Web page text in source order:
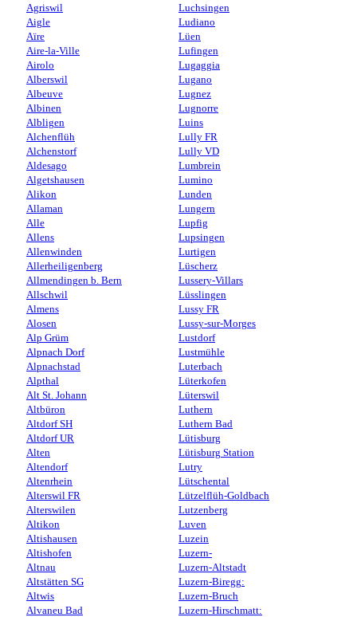
Agriswil
Aigle
Aïre
Aire-la-Ville
Airolo
Alberswil
Albeuve
Albinen
Albligen
Alchenflüh
Alchenstorf
Aldesago
Algetshausen
Alikon
Allaman
Alle
Allens
Allenwinden
Allerheiligenberg
Allmendingen b. Bern
Allschwil
Almens
Alosen
Alp Grüm
Alpnach Dorf
Alpnachstad
Alpthal
Alt St. Johann
Altbüron
Altdorf SH
Altdorf UR
Alten
Altendorf
Altenrhein
Alterswil FR
Alterswilen
Altikon
Altishausen
Altishofen
Altnau
Altstätten SG
Altwis
Alvaneu Bad
Luchsingen
Ludiano
Lüen
Lufingen
Lugaggia
Lugano
Lugnez
Lugnorre
Luins
Lully FR
Lully VD
Lumbrein
Lumino
Lunden
Lungern
Lupfig
Lupsingen
Lurtigen
Lüscherz
Lussery-Villars
Lüsslingen
Lussy FR
Lussy-sur-Morges
Lustdorf
Lustmühle
Luterbach
Lüterkofen
Lüterswil
Luthern
Luthern Bad
Lütisburg
Lütisburg Station
Lutry
Lütschental
Lützelflüh-Goldbach
Lutzenberg
Luven
Luzein
Luzern-
Luzern-Altstadt
Luzern-Biregg:
Luzern-Bruch
Luzern-Hirschmatt: